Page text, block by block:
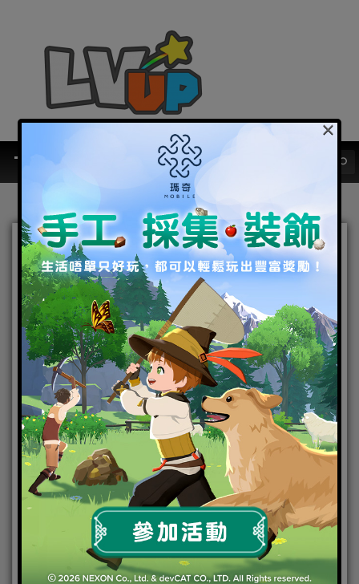
《黑色沙漠》6月22日覺
醒！公會決戰系統登場！
2017-06-02|電腦遊戲 黑色沙漠
由Pearl Abyss自研自營的大型多人線上遊戲《黑色沙
漠》，於日前5月25日釋出第二個世界王古代的庫屯，
官方今(01)日宣布，熱血激昂的公會決戰系統正式登
場，決戰勝利的公會除了可享受勝利殊榮外，還能獲
得高額的決戰獎勵金額。
營運團隊表示，《黑色沙漠》重量級系統『覺醒』，
即將於6月22日重磅登場，今日同步開放最期待覺醒職
業按讚活動，只要參加活動就能免費獲得晶瑩的禮物
箱子。
×